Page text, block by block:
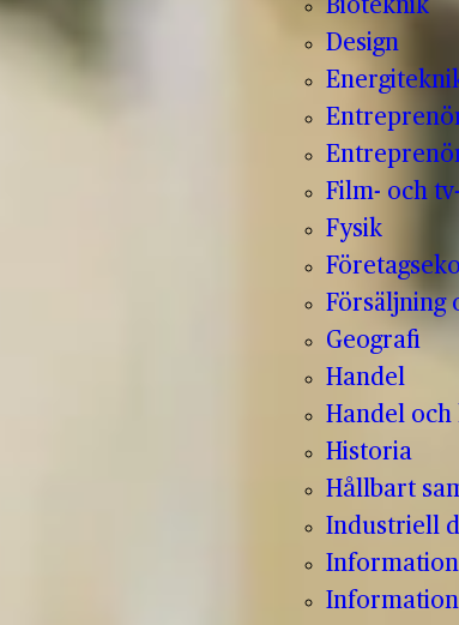
Bioteknik
Design
Film- och
Fysik
Försäljning
Geografi
Handel
Handel
Historia
Hållbart
Industriell